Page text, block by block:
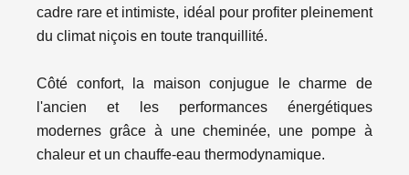
cadre rare et intimiste, idéal pour profiter pleinement
du climat niçois en toute tranquillité.
Côté confort, la maison conjugue le charme de
l'ancien et les performances énergétiques
modernes grâce à une cheminée, une pompe à
chaleur et un chauffe-eau thermodynamique.